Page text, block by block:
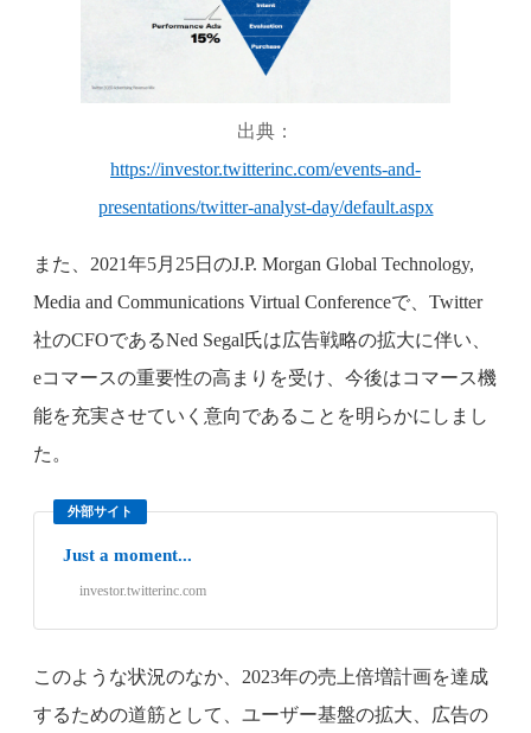
出典：
https://investor.twitterinc.com/events-and-
presentations/twitter-analyst-day/default.aspx
また、2021年5月25日のJ.P. Morgan Global Technology,
Media and Communications Virtual Conferenceで、Twitter
社のCFOであるNed Segal氏は広告戦略の拡大に伴い、
eコマースの重要性の高まりを受け、今後はコマース機
能を充実させていく意向であることを明らかにしまし
た。
外部サイト
Just a moment...
investor.twitterinc.com
このような状況のなか、2023年の売上倍増計画を達成
するための道筋として、ユーザー基盤の拡大、広告の